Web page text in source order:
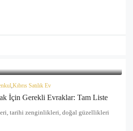
,Kıbrıs Satılık Ev
İçin Gerekli Evraklar: Tam Liste
tarihi zenginlikleri, doğal güzellikleri